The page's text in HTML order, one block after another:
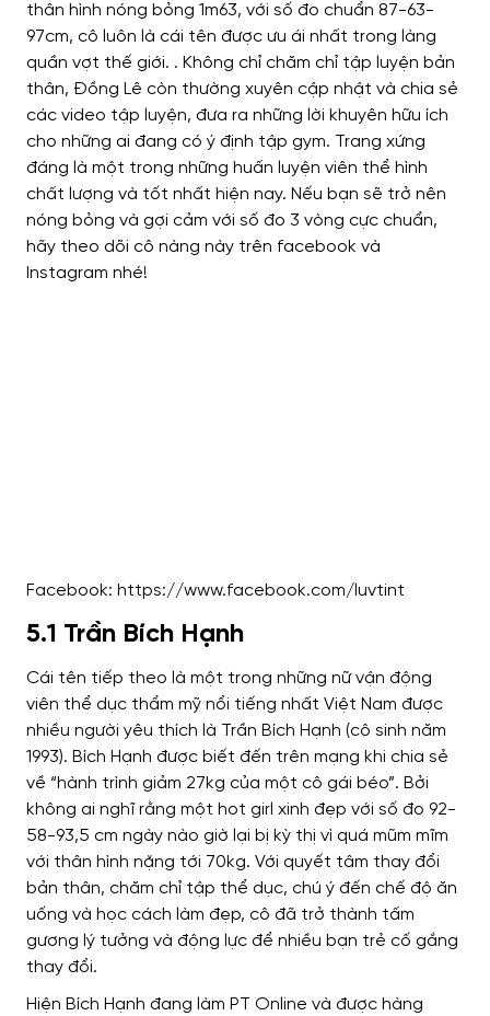
thân hình nóng bỏng 1m63, với số đo chuẩn 87-63-
97cm, cô luôn là cái tên được ưu ái nhất trong làng
quần vợt thế giới. . Không chỉ chăm chỉ tập luyện bản
thân, Đồng Lê còn thường xuyên cập nhật và chia sẻ
các video tập luyện, đưa ra những lời khuyên hữu ích
cho những ai đang có ý định tập gym. Trang xứng
đáng là một trong những huấn luyện viên thể hình
chất lượng và tốt nhất hiện nay. Nếu bạn sẽ trở nên
nóng bỏng và gợi cảm với số đo 3 vòng cực chuẩn,
hãy theo dõi cô nàng này trên facebook và
Instagram nhé!
Facebook: https://www.facebook.com/luvtint
5.1 Trần Bích Hạnh
Cái tên tiếp theo là một trong những nữ vận động
viên thể dục thẩm mỹ nổi tiếng nhất Việt Nam được
nhiều người yêu thích là Trần Bích Hạnh (cô sinh năm
1993). Bích Hạnh được biết đến trên mạng khi chia sẻ
về “hành trình giảm 27kg của một cô gái béo”. Bởi
không ai nghĩ rằng một hot girl xinh đẹp với số đo 92-
58-93,5 cm ngày nào giờ lại bị kỳ thị vì quá mũm mĩm
với thân hình nặng tới 70kg. Với quyết tâm thay đổi
bản thân, chăm chỉ tập thể dục, chú ý đến chế độ ăn
uống và học cách làm đẹp, cô đã trở thành tấm
gương lý tưởng và động lực để nhiều bạn trẻ cố gắng
thay đổi.
Hiện Bích Hạnh đang làm PT Online và được hàng